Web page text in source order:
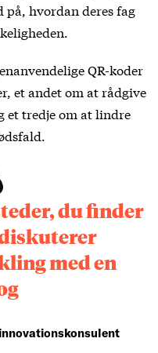
på, hvordan deres fag
QR-koder
et andet om at rådgive
et tredje om at lindre
du finder
med en